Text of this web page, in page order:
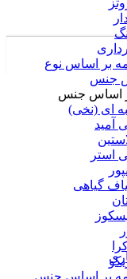
بر اساس نوع
جنس
اساس جنس
ای (نخی)
آمید
استر
گیاهی
بر اساس جنس